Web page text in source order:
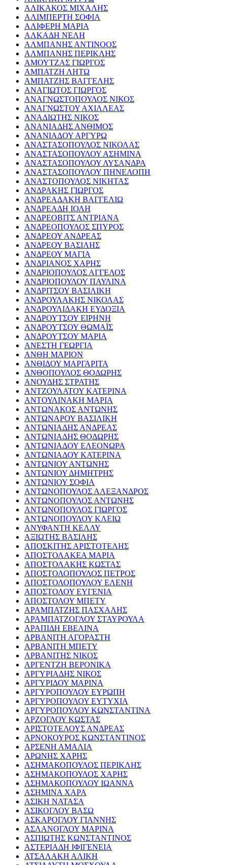
ΑΛΙΚΑΚΟΣ ΜΙΧΑΛΗΣ
ΑΛΙΜΠΕΡΤΗ ΣΟΦΙΑ
ΑΛΙΦΕΡΗ ΜΑΡΙΑ
ΑΛΚΑΔΗ ΝΕΛΗ
ΑΛΜΠΑΝΗΣ ΑΝΤΙΝΟΟΣ
ΑΛΜΠΑΝΗΣ ΠΕΡΙΚΛΗΣ
ΑΜΟΥΤΖΑΣ ΓΙΩΡΓΟΣ
ΑΜΠΑΤΖΗ ΛΗΤΩ
ΑΜΠΑΤΖΗΣ ΒΑΓΓΕΛΗΣ
ΑΝΑΓΙΩΤΟΣ ΓΙΩΡΓΟΣ
ΑΝΑΓΝΩΣΤΟΠΟΥΛΟΣ ΝΙΚΟΣ
ΑΝΑΓΝΩΣΤΟΥ ΑΧΙΛΛΕΑΣ
ΑΝΑΔΙΩΤΗΣ ΝΙΚΟΣ
ΑΝΑΝΙΑΔΗΣ ΑΝΘΙΜΟΣ
ΑΝΑΝΙΑΔΟΥ ΑΡΓΥΡΩ
ΑΝΑΣΤΑΣΟΠΟΥΛΟΣ ΝΙΚΟΛΑΣ
ΑΝΑΣΤΑΣΟΠΟΥΛΟΥ ΑΣΗΜΙΝΑ
ΑΝΑΣΤΑΣΟΠΟΥΛΟΥ ΛΥΣΑΝΔΡΑ
ΑΝΑΣΤΑΣΟΠΟΥΛΟΥ ΠΗΝΕΛΟΠΗ
ΑΝΑΣΤΟΠΟΥΛΟΣ ΝΙΚΗΤΑΣ
ΑΝΔΡΑΚΗΣ ΓΙΩΡΓΟΣ
ΑΝΔΡΕΑΔΑΚΗ ΒΑΓΓΕΛΙΩ
ΑΝΔΡΕΑΔΗ ΙΟΛΗ
ΑΝΔΡΕΟΒΙΤΣ ΑΝΤΡΙΑΝΑ
ΑΝΔΡΕΟΠΟΥΛΟΣ ΣΠΥΡΟΣ
ΑΝΔΡΕΟΥ ΑΝΔΡΕΑΣ
ΑΝΔΡΕΟΥ ΒΑΣΙΛΗΣ
ΑΝΔΡΕΟΥ ΜΑΓΙΑ
ΑΝΔΡΙΑΝΟΣ ΧΑΡΗΣ
ΑΝΔΡΙΟΠΟΥΛΟΣ ΑΓΓΕΛΟΣ
ΑΝΔΡΙΟΠΟΥΛΟΥ ΠΑΥΛΙΝΑ
ΑΝΔΡΙΤΣΟΥ ΒΑΣΙΛΙΚΗ
ΑΝΔΡΟΥΛΑΚΗΣ ΝΙΚΟΛΑΣ
ΑΝΔΡΟΥΛΙΔΑΚΗ ΕΥΔΟΞΙΑ
ΑΝΔΡΟΥΤΣΟΥ ΕΙΡΗΝΗ
ΑΝΔΡΟΥΤΣΟΥ ΘΩΜΑΪΣ
ΑΝΔΡΟΥΤΣΟΥ ΜΑΡΙΑ
ΑΝΕΣΤΗ ΓΕΩΡΓΙΑ
ΑΝΘΗ ΜΑΡΙΟΝ
ΑΝΘΙΔΟΥ ΜΑΡΓΑΡΙΤΑ
ΑΝΘΟΠΟΥΛΟΣ ΘΟΔΩΡΗΣ
ΑΝΟΥΔΗΣ ΣΤΡΑΤΗΣ
ΑΝΤΖΟΥΛΑΤΟΥ ΚΑΤΕΡΙΝΑ
ΑΝΤΟΥΛΙΝΑΚΗ ΜΑΡΙΑ
ΑΝΤΩΝΑΚΟΣ ΑΝΤΩΝΗΣ
ΑΝΤΩΝΑΡΟΥ ΒΑΣΙΛΙΚΗ
ΑΝΤΩΝΙΑΔΗΣ ΑΝΔΡΕΑΣ
ΑΝΤΩΝΙΑΔΗΣ ΘΟΔΩΡΗΣ
ΑΝΤΩΝΙΑΔΟΥ ΕΛΕΟΝΩΡΑ
ΑΝΤΩΝΙΑΔΟΥ ΚΑΤΕΡΙΝΑ
ΑΝΤΩΝΙΟΥ ΑΝΤΩΝΗΣ
ΑΝΤΩΝΙΟΥ ΔΗΜΗΤΡΗΣ
ΑΝΤΩΝΙΟΥ ΣΟΦΙΑ
ΑΝΤΩΝΟΠΟΥΛΟΣ ΑΛΕΞΑΝΔΡΟΣ
ΑΝΤΩΝΟΠΟΥΛΟΣ ΑΝΤΩΝΗΣ
ΑΝΤΩΝΟΠΟΥΛΟΣ ΓΙΩΡΓΟΣ
ΑΝΤΩΝΟΠΟΥΛΟΥ ΚΛΕΙΩ
ΑΝΥΦΑΝΤΗ ΚΕΛΛΥ
ΑΞΙΩΤΗΣ ΒΑΣΙΛΗΣ
ΑΠΟΣΚΙΤΗΣ ΑΡΙΣΤΟΤΕΛΗΣ
ΑΠΟΣΤΟΛΑΚΕΑ ΜΑΡΙΑ
ΑΠΟΣΤΟΛΑΚΗΣ ΚΩΣΤΑΣ
ΑΠΟΣΤΟΛΟΠΟΥΛΟΣ ΠΕΤΡΟΣ
ΑΠΟΣΤΟΛΟΠΟΥΛΟΥ ΕΛΕΝΗ
ΑΠΟΣΤΟΛΟΥ ΕΥΓΕΝΙΑ
ΑΠΟΣΤΟΛΟΥ ΜΠΕΤΥ
ΑΡΑΜΠΑΤΖΗΣ ΠΑΣΧΑΛΗΣ
ΑΡΑΜΠΑΤΖΟΓΛΟΥ ΣΤΑΥΡΟΥΛΑ
ΑΡΑΠΙΔΗ ΕΒΕΛΙΝΑ
ΑΡΒΑΝΙΤΗ ΑΓΟΡΑΣΤΗ
ΑΡΒΑΝΙΤΗ ΜΠΕΤΥ
ΑΡΒΑΝΙΤΗΣ ΝΙΚΟΣ
ΑΡΓΕΝΤΖΗ ΒΕΡΟΝΙΚΑ
ΑΡΓΥΡΙΑΔΗΣ ΝΙΚΟΣ
ΑΡΓΥΡΙΔΟΥ ΜΑΡΙΝΑ
ΑΡΓΥΡΟΠΟΥΛΟΥ ΕΥΡΩΠΗ
ΑΡΓΥΡΟΠΟΥΛΟΥ ΕΥΤΥΧΙΑ
ΑΡΓΥΡΟΠΟΥΛΟΥ ΚΩΝΣΤΑΝΤΙΝΑ
ΑΡΖΟΓΛΟΥ ΚΩΣΤΑΣ
ΑΡΙΣΤΟΤΕΛΟΥΣ ΑΝΔΡΕΑΣ
ΑΡΝΟΚΟΥΡΟΣ ΚΩΝΣΤΑΝΤΙΝΟΣ
ΑΡΣΕΝΗ ΑΜΑΛΙΑ
ΑΡΩΝΗΣ ΧΑΡΗΣ
ΑΣΗΜΑΚΟΠΟΥΛΟΣ ΠΕΡΙΚΛΗΣ
ΑΣΗΜΑΚΟΠΟΥΛΟΣ ΧΑΡΗΣ
ΑΣΗΜΑΚΟΠΟΥΛΟΥ ΙΩΑΝΝΑ
ΑΣΗΜΙΝΑ ΧΑΡΑ
ΑΣΙΚΗ ΝΑΤΑΣΑ
ΑΣΙΚΟΓΛΟΥ ΒΑΣΩ
ΑΣΚΑΡΟΓΛΟΥ ΓΙΑΝΝΗΣ
ΑΣΛΑΝΟΓΛΟΥ ΜΑΡΙΝΑ
ΑΣΠΙΩΤΗΣ ΚΩΝΣΤΑΝΤΙΝΟΣ
ΑΣΤΕΡΙΑΔΗ ΙΦΙΓΕΝΕΙΑ
ΑΤΣΑΛΑΚΗ ΑΛΙΚΗ